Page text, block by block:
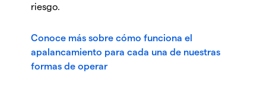
riesgo.
Conoce más sobre cómo funciona el
apalancamiento para cada una de nuestras
formas de operar